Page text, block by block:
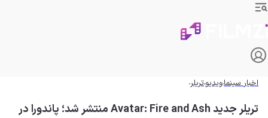
اخبار سینماویدیوتریلر
تریلر جدید Avatar: Fire and Ash منتشر شد؛ پاندورا در